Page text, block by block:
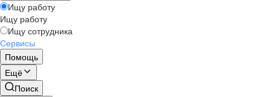
Ищу работу
Ищу работу
Ищу сотрудника
Сервисы
Помощь
Ещё
Поиск